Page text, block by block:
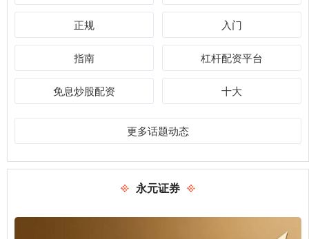
正规 入门
指南 杠杆配资平台
免息炒股配资 十大
更多话题动态
永元证券